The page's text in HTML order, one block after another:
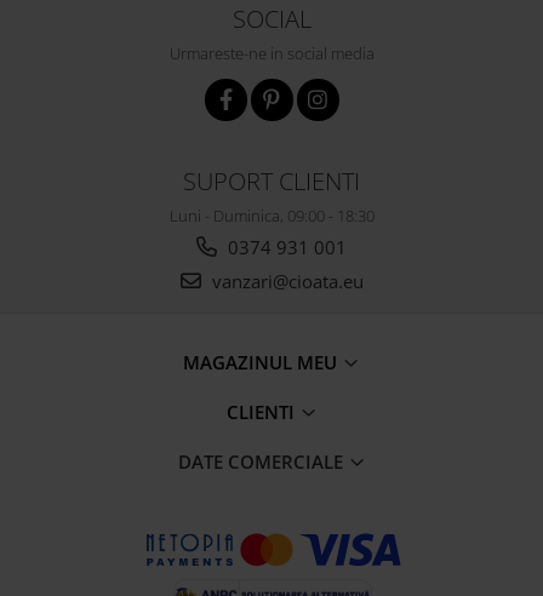
SOCIAL
Urmareste-ne in social media
SUPORT CLIENTI
Luni - Duminica, 09:00 - 18:30
0374 931 001
vanzari@cioata.eu
MAGAZINUL MEU
CLIENTI
DATE COMERCIALE